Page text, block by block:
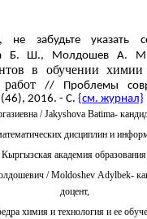
не забудьте указать
Б. Ш., Молдошев
в обучении
работ// Проблемы
2016. - С. {см. журнал}
/Jakyshova Batima-
дисциплин и
Кыргызская академия
/Moldoshev Adylbek- к
доцент,
химия и технология и ее